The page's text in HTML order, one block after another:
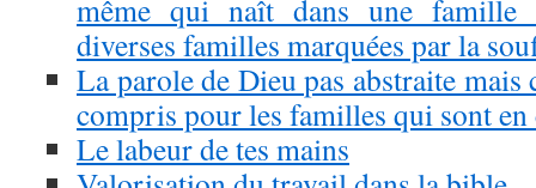
même qui naît dans une famille
diverses familles marquées par la
La parole de Dieu pas abstraite mais
compris pour les familles qui sont en
Le labeur de tes mains